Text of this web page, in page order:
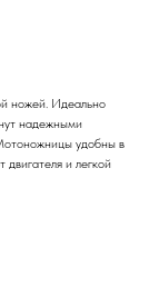
ножей. Идеально
надежными
удобны в
и легкой